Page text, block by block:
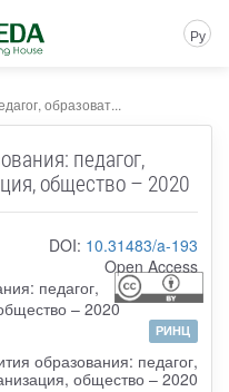
Ру
образоват...
педагог,
общество – 2020
DOI: 10.31483/a-193
Open Access
РИНЦ
образования: педагог,
общество – 2020